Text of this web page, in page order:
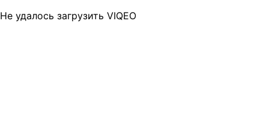
Не удалось загрузить VIQEO